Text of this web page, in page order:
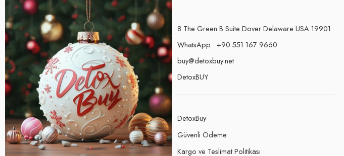
8 The Green B Suite Dover Delaware USA 19901
WhatsApp : +90 551 167 9660
buy@detoxbuy.net
DetoxBUY
DetoxBuy
Güvenli Ödeme
Kargo ve Teslimat Politikası